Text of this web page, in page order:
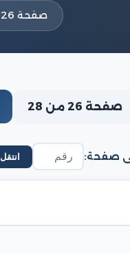
صفحة 26 من 28 - أسئلة 751 إلى 780
صفحة 26 من 28
صفحة: انتقل